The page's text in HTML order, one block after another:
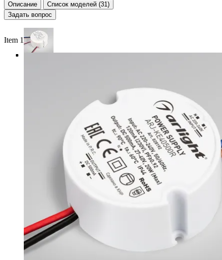
Описание
Список моделей (31)
Задать вопрос
Item 1 of 4